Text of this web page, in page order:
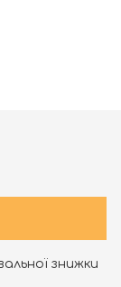
знижки